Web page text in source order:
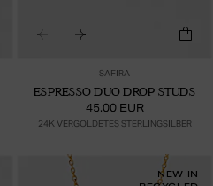
SAFIRA
ESPRESSO DUO DROP STUDS
45.00 EUR
24K VERGOLDETES STERLINGSILBER
NEW IN